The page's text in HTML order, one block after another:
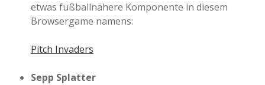
etwas fußballnähere Komponente in diesem
Browsergame namens:
Pitch Invaders
Sepp Splatter